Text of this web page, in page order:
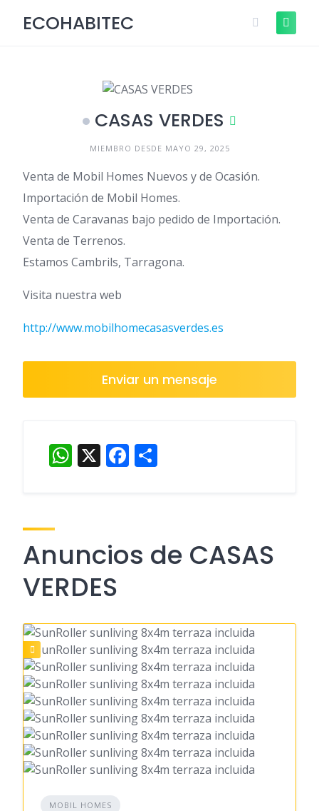
ECOHABITEC
CASAS VERDES
MIEMBRO DESDE MAYO 29, 2025
Venta de Mobil Homes Nuevos y de Ocasión.
Importación de Mobil Homes.
Venta de Caravanas bajo pedido de Importación.
Venta de Terrenos.
Estamos Cambrils, Tarragona.
Visita nuestra web
http://www.mobilhomecasasverdes.es
Enviar un mensaje
WhatsApp
X Facebook
Anuncios de CASAS
VERDES
MOBIL HOMES
Descubre cómo funciona ¡Anúnciate
GRATIS!
+Info